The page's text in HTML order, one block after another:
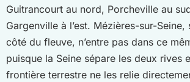
Guitrancourt au nord, Porcheville au
Gargenville à l’est. Mézières-sur-Seine,
côté du fleuve, n’entre pas dans ce
puisque la Seine sépare les deux rives
frontière terrestre ne les relie